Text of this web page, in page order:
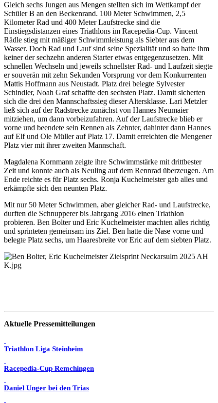
Gleich sechs Jungen aus Mengen stellten sich im Wettkampf der
Schüler B an den Beckenrand. 100 Meter Schwimmen, 2,5
Kilometer Rad und 400 Meter Laufstrecke sind die
Einstiegsdistanzen eines Triathlons im Racepedia-Cup. Vincent
Rädle stieg mit mäßiger Schwimmleistung als Siebter aus dem
Wasser. Doch Rad und Lauf sind seine Spezialität und so hatte ihm
keiner der sechzehn anderen Starter etwas entgegenzusetzen. Mit
schnellen Wechseln und jeweils schnellster Rad- und Laufzeit siegte
er souverän mit zehn Sekunden Vorsprung vor dem Konkurrenten
Mattis Hoffmann aus Neustadt. Platz drei belegte Sylvester
Schindler, Noah Graf schaffte den sechsten Platz. Damit sicherten
sich die drei den Mannschaftssieg dieser Altersklasse. Lari Metzler
ließ sich auf der Radstrecke zunächst von Hannes Neumaier
mitziehen, um dann vorbeizufahren. Auf der Laufstrecke blieb er
vorne und beendete sein Rennen als Zehnter, dahinter dann Hannes
auf Elf und Ole Müller auf Platz 17. Damit erreichten die Mengener
Platz vier mit ihrer zweiten Mannschaft.
Magdalena Kornmann zeigte ihre Schwimmstärke mit drittbester
Zeit und konnte auch als Neuling auf dem Rennrad überzeugen. Am
Ende reichte es für Platz sechs. Ronja Kuchelmeister gab alles und
erkämpfte sich den neunten Platz.
Mit nur 50 Meter Schwimmen, aber gleicher Rad- und Laufstrecke,
durften die Schnupperer bis Jahrgang 2016 einen Triathlon
probieren. Ben Bolter und Eric Kuchelmeister machten alles richtig
und sprinteten gemeinsam ins Ziel. Ben hatte die Nase vorne und
belegte Platz sechs, um Haaresbreite vor Eric auf dem siebten Platz.
Aktuelle Pressemitteilungen
Triathlon Liga Steinheim
Racepedia-Cup Remchingen
Daniel Unger bei den Trias